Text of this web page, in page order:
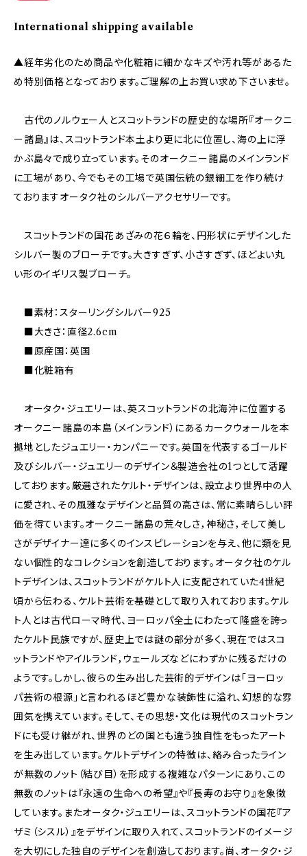
International shipping available
▲経年劣化のため商品や化粧箱に細かなキズや汚れ等があるた
め特別価格となっております。ご理解の上お買い求め下さいませ。
古代のノルウェー人とスコットランドの歴史的な場所『オークニ
ー諸島』は、スコットランド本土より更に北に位置し、海の上に浮
かぶ島々で成り立っています。そのオークニー諸島のメインランド
に工場があり、今でもその工場で英国伝統の銀細工を作り続け
ておりますオータク社のシルバーアクセサリーです。
スコットランドの国花あざみの花６輪を、円形状にデザインした
シルバー製のブローチです。大きすぎず、小さすぎず、ほどよい丸
い形のイギリス製ブローチ。
■素材：スターリングシルバー925
■大きさ：直径2.6cm
■原産国：英国
■化粧箱有
オータク・ジュエリーは、英スコットランドの北海沖に位置する
オークニー諸島の本島（メインランド）にあるカークウォールを本
拠地としたジュエリー・カンパニーです。英国を代表するゴールド
及びシルバー・ジュエリーのデザイン＆製造会社の1つとして活躍
しております。厳選されたケルト・デザインは、設立より世界中の人
に愛され、その風雅なデザインと品質の高さは、常に素晴らしい評
価を得ています。オークニー諸島の荒々しさ，神秘さ，そして美し
さがデザイナー達に多くのインスピレーションを与え、他に類を見
ない個性的なコレクションを創造しております。オータク社のケル
トデザインは、スコットランドがケルト人に支配されていた4世紀
頃から伝わる、ケルト芸術を基礎として取り入れております。ケル
ト人とは古代ローマ時代、ヨーロッパ全土にわたって隆盛を誇っ
たケルト民族ですが、歴史上では謎の部分が多く、現在ではスコ
ットランドやアイルランド，ウェールズなどにわずかに残るだけの
ようです。しかし、彼らの生み出した芸術的デザインは「ヨーロッ
パ芸術の根源」と言われるほど豊かな装飾性に溢れ、幻想的な雰
囲気を携えています。そして、その思想・文化は現代のスコットラン
ドにも受け継がれ、世界のどの国とも違う独自性をもったアート
を生み出しています。ケルトデザインの特徴は、絡み合ったライン
が無数のノット（結び目）を形成する複雑なパターンにあり、この
無数のノットは『永遠の生命への希望』や『長寿のお守り』を象徴
しています。またオータク・ジュエリーは、スコットランドの国花『ア
ザミ（シスル）』をデザインに取り入れて、スコットランドのイメージ
を大切にした独自のデザインを創造しております。尚、オータク・ジ